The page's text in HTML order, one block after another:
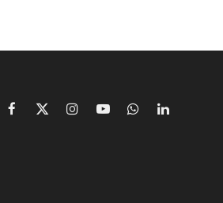
Facebook
X
InstagramYouTubeWhatsAppLinkedIn